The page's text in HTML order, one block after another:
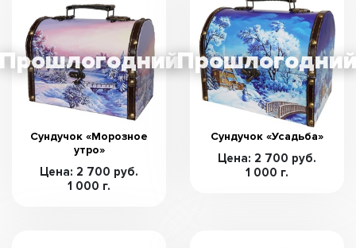
Сундучок «Морозное
утро»
Цена: 2 700 руб.
1 000 г.
Сундучок «Усадьба»
Цена: 2 700 руб.
1 000 г.